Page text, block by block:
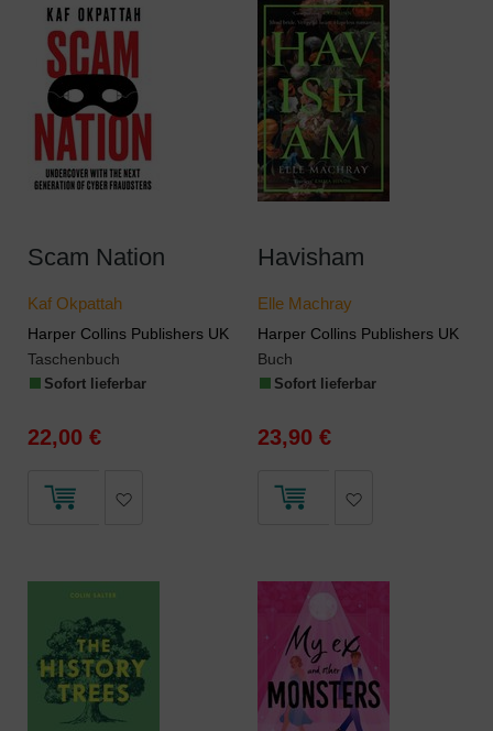
Scam Nation
Kaf Okpattah
Harper Collins Publishers UK
Taschenbuch
Sofort lieferbar
22,00 €
Havisham
Elle Machray
Harper Collins Publishers UK
Buch
Sofort lieferbar
23,90 €